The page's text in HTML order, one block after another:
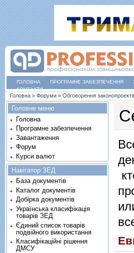
ГОЛОВНА ПРОГРАМНЕ ЗАБЕЗПЕЧЕННЯ
КОНТАКТИ
Ви є тут
Головна » Форуми » Обговорення
Головне меню
Головна
Програмне забезпечення
Завантаження
Форум
Курси валют
Навігатор ЗЕД
База документів
Каталог документів
Добірка документів
Українська класифікація
товарів ЗЕД
Єдиний список товарів
подвійного використання
Класифікаційні рішення
ДМСУ